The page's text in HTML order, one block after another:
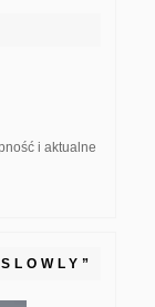
i aktualne